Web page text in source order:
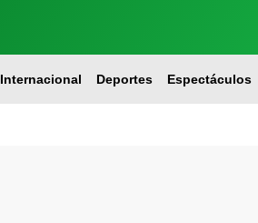
Internacional Deportes Espectáculos